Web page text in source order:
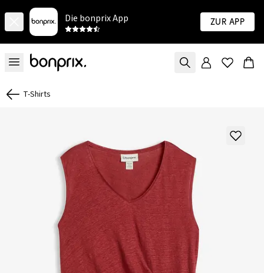
Die bonprix App Zur App
T-Shirts